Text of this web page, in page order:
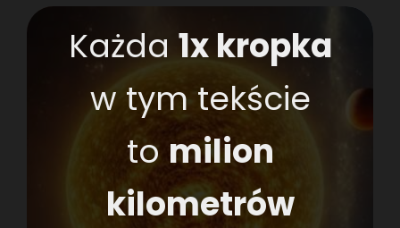
Każda 1x kropka
w tym tekście
to milion
kilometrów